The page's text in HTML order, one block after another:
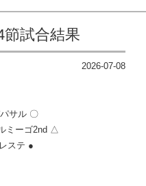
試合結果
2026-07-08
サル 〇
ーゴ2nd △
ステ ●